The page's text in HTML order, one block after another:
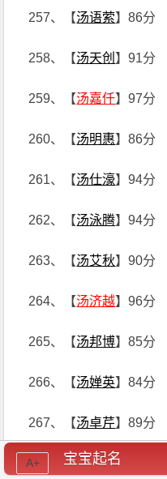
257、【汤语萦】86分
258、【汤天创 】91分
259、【汤嘉仟】97分
260、【汤明惠】86分
261、【汤仕濠】94分
262、【汤泳腾】94分
263、【汤艾秋】90分
264、【汤济越】96分
265、【汤邦博】85分
266、【汤婵英】84分
267、【汤卓芹】89分
268、【汤娅迪】92分
宝宝起名
A+